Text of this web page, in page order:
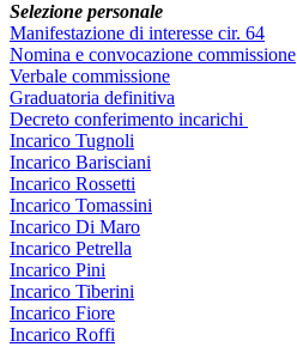
Selezione personale
Manifestazione di interesse cir. 64
Nomina e convocazione commissione
Verbale commissione
Graduatoria definitiva
Decreto conferimento incarichi
Incarico Tugnoli
Incarico Barisciani
Incarico Rossetti
Incarico Tomassini
Incarico Di Maro
Incarico Petrella
Incarico Pini
Incarico Tiberini
Incarico Fiore
Incarico Roffi